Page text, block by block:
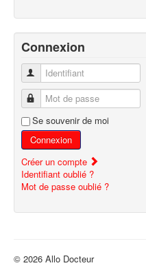
Connexion
Identifiant
Mot de passe
Se souvenir de moi
Connexion
Créer un compte
Identifiant oublié ?
Mot de passe oublié ?
© 2026 Allo Docteur